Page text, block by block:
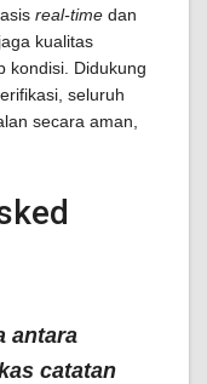
real-time dan
kualitas
kondisi. Didukung
seluruh
secara aman,
antara
catatan